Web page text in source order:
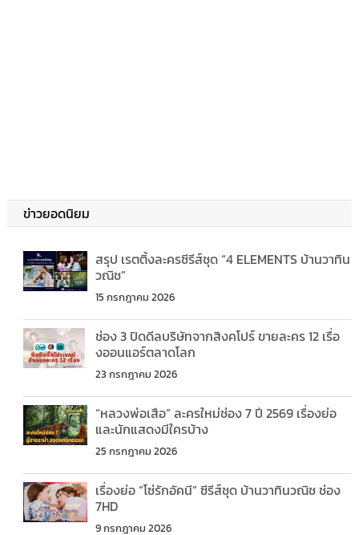
ข่าวยอดนิยม
สรุป เรตติ้งละครซีรีส์ชุด “4 ELEMENTS บ้านวาทิน
วณิช”
15 กรกฎาคม 2026
ช่อง 3 ปิดดีลบริษัทจากสิงคโปร์ ขายละคร 12 เรื่อ
งออนแอร์ตลาดโลก
23 กรกฎาคม 2026
“หลวงพ่อเสือ” ละครใหม่ช่อง 7 ปี 2569 เรื่องย่อ
และนักแสดงมีใครบ้าง
25 กรกฎาคม 2026
เรื่องย่อ “โซ่รักอัคนี” ซีรีส์ชุด บ้านวาทินวณิช ช่อง
7HD
9 กรกฎาคม 2026